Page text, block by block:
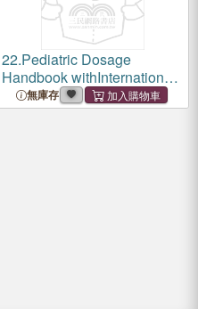
22.Pediatric Dosage
Handbook withInternational
Trade Names
Index:Including Neonatal
無庫存